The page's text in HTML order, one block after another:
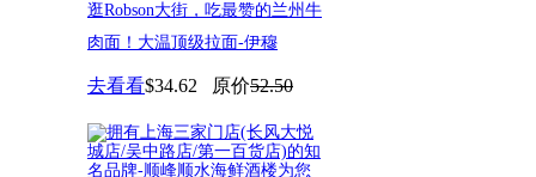
逛Robson大街，吃最赞的兰州牛
肉面！大温顶级拉面-伊穆
去看看$34.62 原价52.50